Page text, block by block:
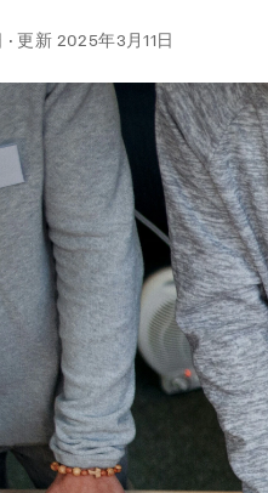
·更新 2025年3月11日